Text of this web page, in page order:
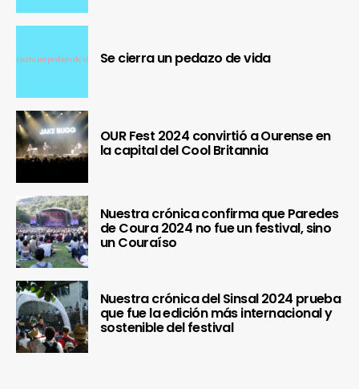
Se cierra un pedazo de vida
OUR Fest 2024 convirtió a Ourense en
la capital del Cool Britannia
Nuestra crónica confirma que Paredes
de Coura 2024 no fue un festival, sino
un Couraíso
Nuestra crónica del Sinsal 2024 prueba
que fue la edición más internacional y
sostenible del festival